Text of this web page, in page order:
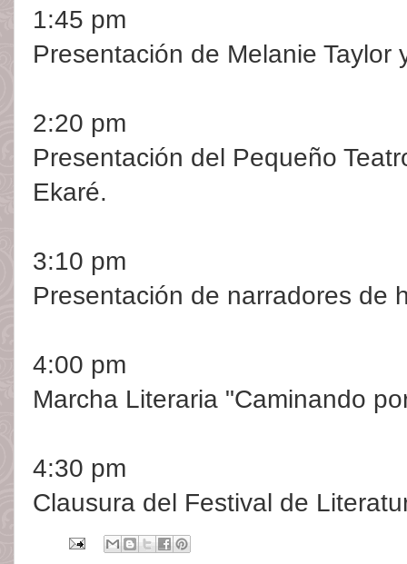
1:45 pm
Presentación de Melanie Taylor
2:20 pm
Presentación del Pequeño
Ekaré.
3:10 pm
Presentación de narradores de
4:00 pm
Marcha Literaria "Caminando
4:30 pm
Clausura del Festival de